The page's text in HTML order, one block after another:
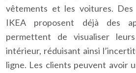
vêtements et les voitures. Des
IKEA proposent déjà des
permettent de visualiser
intérieur, réduisant ainsi
ligne. Les clients peuvent avoir